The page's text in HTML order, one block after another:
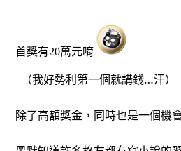
首獎有20萬元唷
（我好勢利第一個就講錢…汗）
除了高額獎金，同時也是一個機